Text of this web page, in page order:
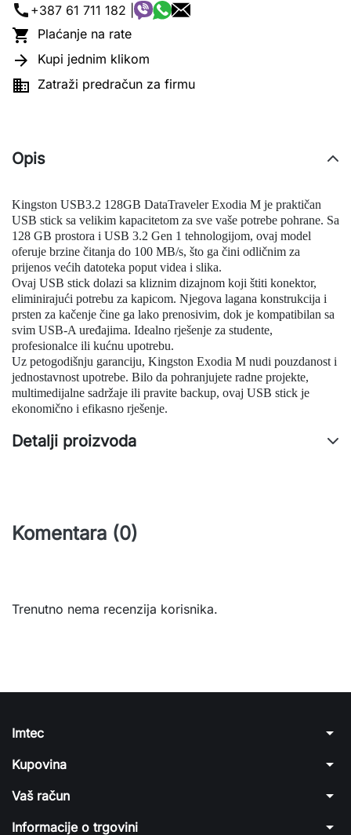
call +387 61 711 182 |
 Plaćanje na rate
 Kupi jednim klikom
 Zatraži predračun za firmu
Opis
Kingston USB3.2 128GB DataTraveler Exodia M je praktičan
USB stick sa velikim kapacitetom za sve vaše potrebe pohrane. Sa
128 GB prostora i USB 3.2 Gen 1 tehnologijom, ovaj model
oferuje brzine čitanja do 100 MB/s, što ga čini odličnim za
prijenos većih datoteka poput videa i slika.
Ovaj USB stick dolazi sa kliznim dizajnom koji štiti konektor,
eliminirajući potrebu za kapicom. Njegova lagana konstrukcija i
prsten za kačenje čine ga lako prenosivim, dok je kompatibilan sa
svim USB-A uređajima. Idealno rješenje za studente,
profesionalce ili kućnu upotrebu.
Uz petogodišnju garanciju, Kingston Exodia M nudi pouzdanost i
jednostavnost upotrebe. Bilo da pohranjujete radne projekte,
multimedijalne sadržaje ili pravite backup, ovaj USB stick je
ekonomično i efikasno rješenje.
Detalji proizvoda
Komentara (0)
Trenutno nema recenzija korisnika.
Imtec arrow_drop_down
Kupovina arrow_drop_down
Vaš račun arrow_drop_down
Informacije o trgovini arrow_drop_down